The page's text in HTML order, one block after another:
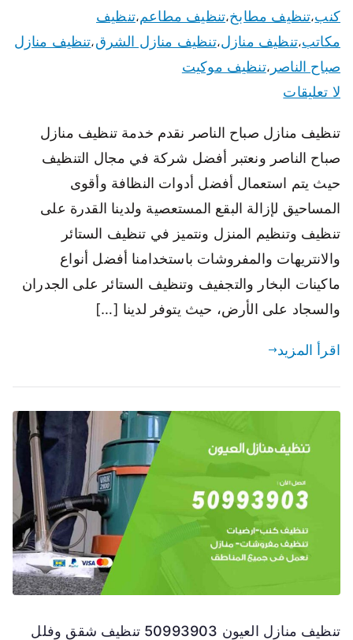
كنب،تنظيف مطابخ،تنظيف مطاعم،تنظيف
مكاتب،تنظيف منازل،تنظيف منازل الشرق،تنظيف منازل
صباح الناصر ،تنظيف موكيت
لا تعليقات
تنظيف منازل صباح الناصر نقدم خدمة تنظيف منازل
صباح الناصر ونعتبر أفضل شركة في مجال التنظيف
حيث يتم استعمال أفضل أدوات النظافة وأقوى
المساحيق لإزالة البقع المستعصية ولدينا القدرة على
تنظيف وتنظيم المنزل ونتميز في تنظيف الستائر
والانتريهات والمفروشات باستخدامنا أفضل أنواع
ماكينات البخار والتجفيف وتنظيف الستائر على الجدران
والسجاد على الأرض، حيث يتوفر لدينا […]
اقرأ المزيد
تنظيف منازل العيون 50993903 تنظيف شقق وفلل